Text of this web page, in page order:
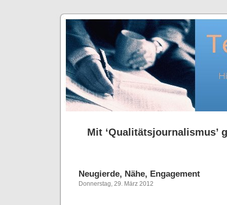
Mit ‘Qualitätsjournalismus’
Neugierde, Nähe, Engagement
Donnerstag, 29. März 2012